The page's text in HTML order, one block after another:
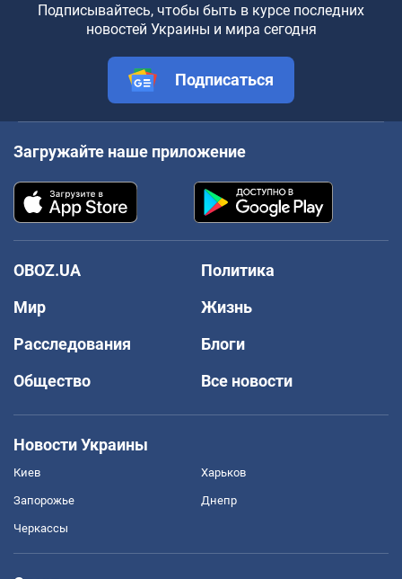
Подписывайтесь, чтобы быть в курсе последних
новостей Украины и мира сегодня
Подписаться
Загружайте наше приложение
OBOZ.UA
Политика
Мир
Жизнь
Расследования
Блоги
Общество
Все новости
Новости Украины
Киев Харьков
Запорожье Днепр
Черкассы